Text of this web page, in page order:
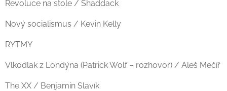
Revoluce na stole / Shaddack
Nový socialismus / Kevin Kelly
RYTMY
Vlkodlak z Londýna (Patrick Wolf – rozhovor) / Aleš Mečíř
The XX / Benjamin Slavík